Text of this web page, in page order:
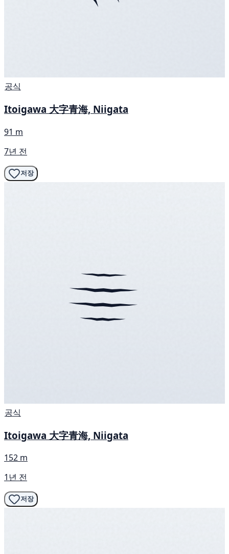
공식
Itoigawa 大字青海, Niigata
91 m
7년 전
저장
공식
Itoigawa 大字青海, Niigata
152 m
1년 전
저장